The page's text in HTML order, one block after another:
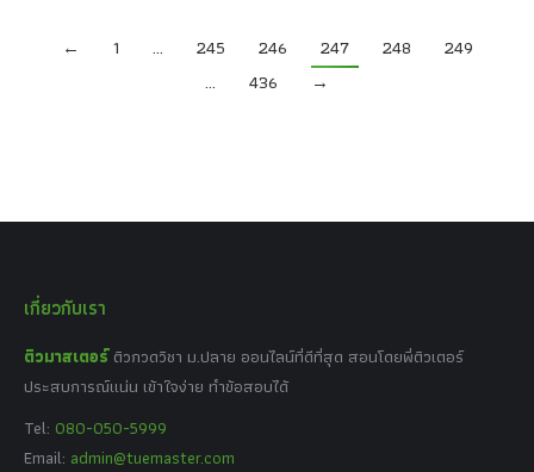
← 1 … 245 246 247 248
249
…
436 →
เกี่ยวกับเรา
ติวมาสเตอร์ ติวกวดวิชา ม.ปลาย ออนไลน์ที่ดีที่สุด สอนโดยพี่ติวเตอร์
ประสบการณ์แน่น เข้าใจง่าย ทำข้อสอบได้
Tel: 080-050-5999
Email: admin@tuemaster.com